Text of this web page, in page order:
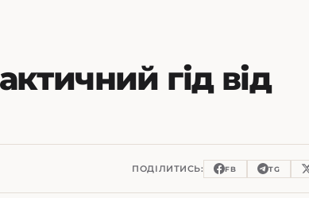
гід від
ПОДІЛИТИСЬ: FB TG